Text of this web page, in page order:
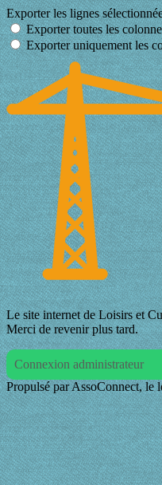
Exporter les lignes
Exporter toutes les
Exporter uniquement les
Le site internet de Loisirs et
Merci de revenir plus tard.
Connexion administrateur
Propulsé par AssoConnect, le